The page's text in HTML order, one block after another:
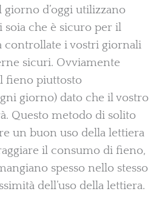
d’oggi utilizzano
soia che è sicuro per il
controllate i vostri giornali
sicuri. Ovviamente
fieno piuttosto
giorno) dato che il vostro
Questo metodo di solito
un buon uso della lettiera
il consumo di fieno,
spesso nello stesso
dell’uso della lettiera.